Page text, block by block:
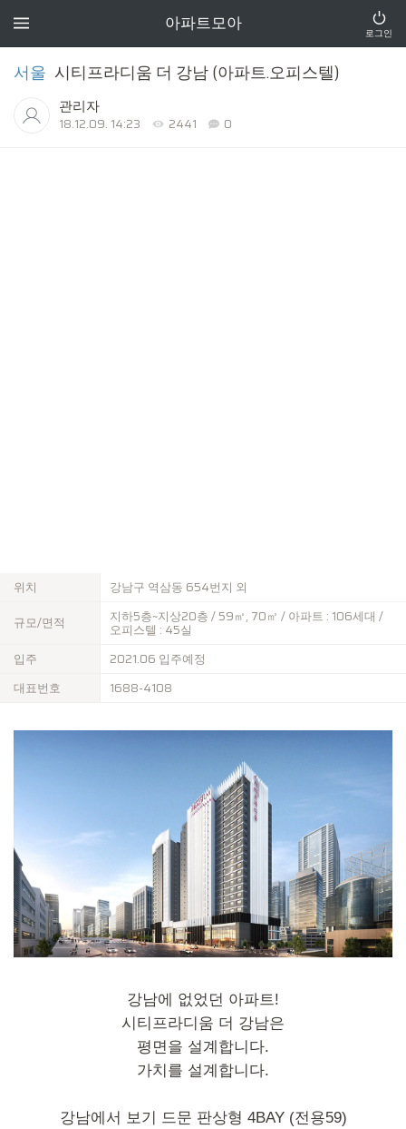
아파트모아 로그인
서울 시티프라디움 더 강남 (아파트.오피스텔)
관리자
18.12.09. 14:23 2441 0
위치
강남구 역삼동 654번지 외
규모/면적
지하5층~지상20층 / 59㎡, 70㎡ / 아파트 : 106세대 /
오피스텔 : 45실
입주
2021.06 입주예정
대표번호
1688-4108
강남에 없었던 아파트!
시티프라디움 더 강남은
평면을 설계합니다.
가치를 설계합니다.
강남에서 보기 드문 판상형 4BAY (전용59)